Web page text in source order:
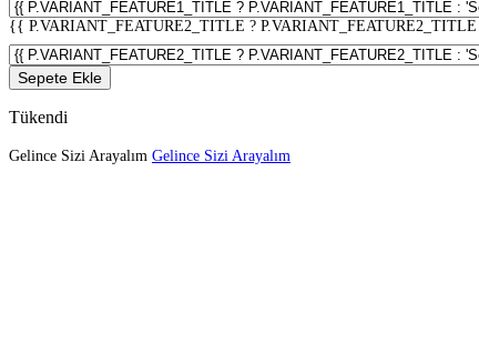
{{ P.VARIANT_FEATURE2_TITLE ?
Sepete Ekle
Tükendi
Gelince Sizi Arayalım Gelince Sizi Arayalım